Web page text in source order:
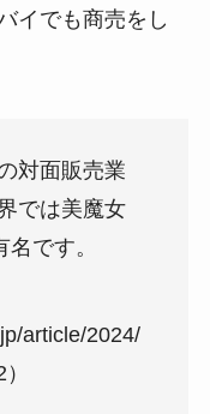
イでも商売をし
対面販売業
では美魔女
です。
article/2024/